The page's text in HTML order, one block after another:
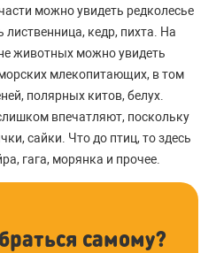
можно увидеть редколесье
лиственница, кедр, пихта. На
животных можно увидеть
млекопитающих, в том
полярных китов, белух.
впечатляют, поскольку
сайки. Что до птиц, то здесь
гага, морянка и прочее.
самому?